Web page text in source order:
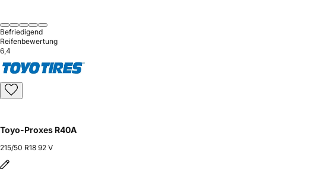
Befriedigend
Reifenbewertung
6,4
Toyo-Proxes R40A
215/50 R18 92 V